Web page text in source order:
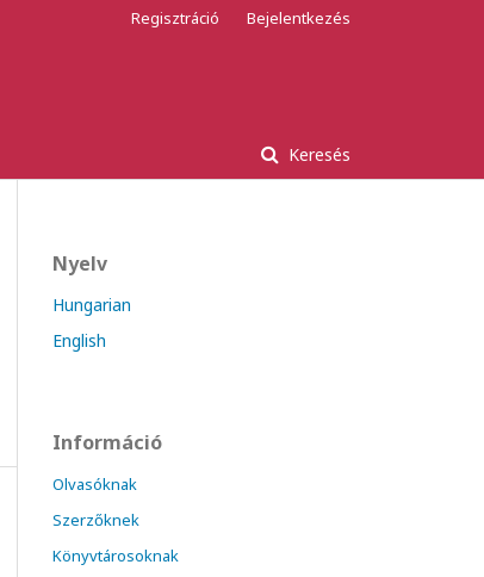
Keresés
Regisztráció Bejelentkezés
Nyelv
Hungarian
English
Információ
Olvasóknak
Szerzőknek
Könyvtárosoknak